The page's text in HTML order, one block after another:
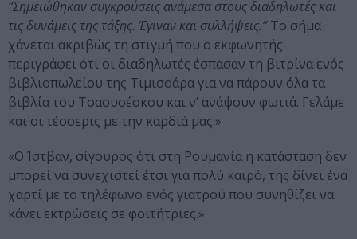
“Σημειώθηκαν συγκρούσεις ανάμεσα στους διαδηλωτές και
τις δυνάμεις της τάξης. Έγιναν και συλλήψεις.”Το σήμα
χάνεται ακριβώς τη στιγμή που ο εκφωνητής
περιγράφει ότι οι διαδηλωτές έσπασαν τη βιτρίνα ενός
βιβλιοπωλείου της Τιμισοάρα για να πάρουν όλα τα
βιβλία του Τσαουσέσκου και ν’ ανάψουν φωτιά. Γελάμε
και οι τέσσερις με την καρδιά μας.»
«Ο Ίστβαν, σίγουρος ότι στη Ρουμανία η κατάσταση δεν
μπορεί να συνεχιστεί έτσι για πολύ καιρό, της δίνει ένα
χαρτί με το τηλέφωνο ενός γιατρού που συνηθίζει να
κάνει εκτρώσεις σε φοιτήτριες.»